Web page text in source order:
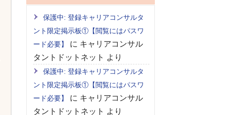
保護中: 登録キャリアコンサルタ
ント限定掲示板①【閲覧にはパスワ
ード必要】
に キャリアコンサル
タントドットネット より
保護中: 登録キャリアコンサルタ
ント限定掲示板①【閲覧にはパスワ
ード必要】
に キャリアコンサル
タントドットネット より